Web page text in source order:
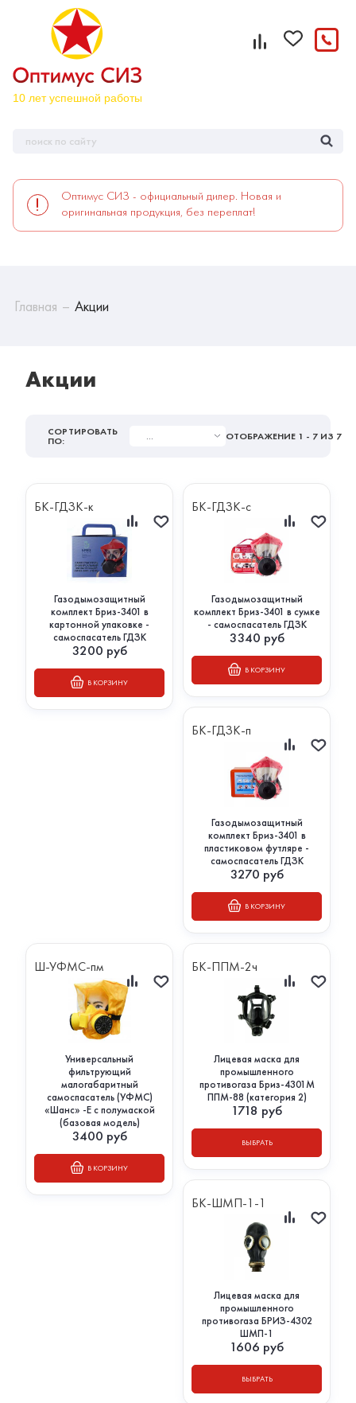
Оптимус СИЗ - официальный дилер. Новая и
оригинальная продукция, без переплат!
Главная Акции
Акции
СОРТИРОВАТЬ
ПО: ... ОТОБРАЖЕНИЕ 1 - 7 ИЗ 7
БК-ГДЗК-к
Газодымозащитный
комплект Бриз-3401 в
картонной упаковке -
самоспасатель ГДЗК
3200 руб
В КОРЗИНУ
БК-ГДЗК-с
Газодымозащитный
комплект Бриз-3401 в сумке
- самоспасатель ГДЗК
3340 руб
В КОРЗИНУ
БК-ГДЗК-п
Газодымозащитный
комплект Бриз-3401 в
пластиковом футляре -
самоспасатель ГДЗК
3270 руб
В КОРЗИНУ
Ш-УФМС-пм
Универсальный
фильтрующий
малогабаритный
самоспасатель (УФМС)
«Шанс» -Е с полумаской
(базовая модель)
3400 руб
В КОРЗИНУ
БК-ППМ-2ч
Лицевая маска для
промышленного
противогаза Бриз-4301М
ППМ-88 (категория 2)
1718 руб
ВЫБРАТЬ
БК-ШМП-1-1
Лицевая маска для
промышленного
противогаза БРИЗ-4302
ШМП-1
1606 руб
ВЫБРАТЬ